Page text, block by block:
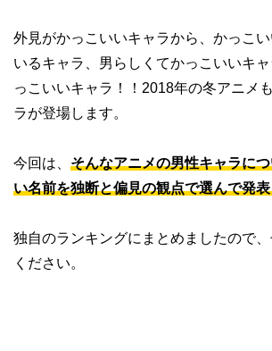
外見がかっこいいキャラから、かっこ
いるキャラ、男らしくてかっこいいキ
っこいいキャラ！！2018年の冬アニメ
ラが登場します。
今回は、 そんなアニメの男性キャラに
い名前を独断と偏見の観点で選んで発
独自のランキングにまとめましたので
ください。